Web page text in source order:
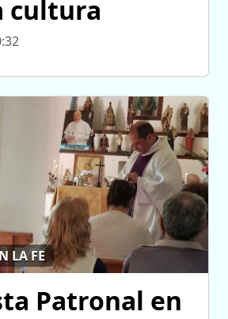
cultura
LA FE
Patronal en